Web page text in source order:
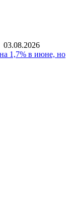
03.08.2026
1,7% в июне, но